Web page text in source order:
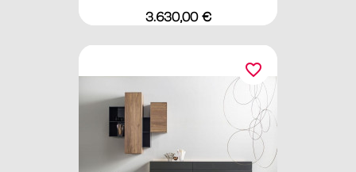
Preis
3.630,00 €
favorite_border